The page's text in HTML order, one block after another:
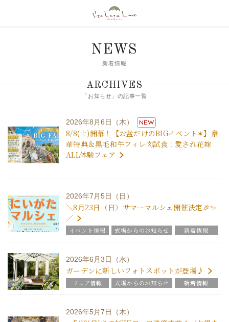
NEWS
新着情報
ARCHIVES
「お知らせ」の記事一覧
2026年8月6日（木） NEW
8/8(土)開幕！【お盆だけのBIGイベント✶】豪
華特典＆黒毛和牛フィレ肉試食！愛され花嫁
ALL体験フェア
2026年7月5日（日）
＼8月23日（日）サマーマルシェ開催決定🎉✨
／
イベント情報 式場からのお知らせ 新着情報
2026年6月3日（水）
ガーデンに新しいフォトスポットが登場♪
フェア情報 式場からのお知らせ 新着情報
2026年5月7日（木）